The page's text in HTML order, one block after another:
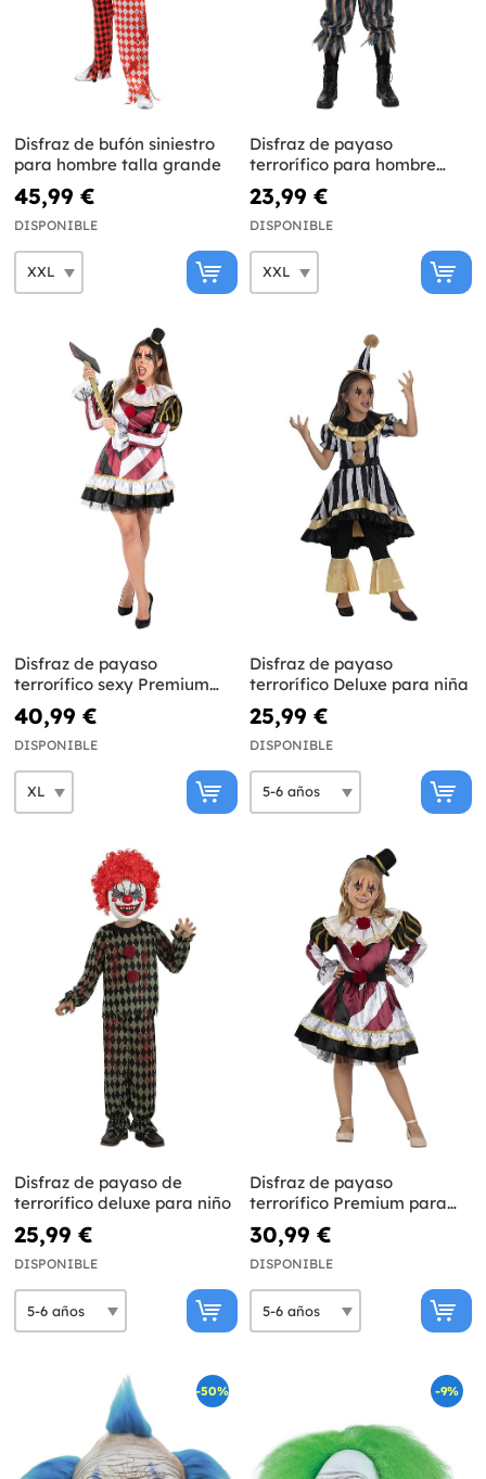
Disfraz de bufón siniestro
para hombre talla grande
45,99 €
DISPONIBLE
Disfraz de payaso
terrorífico para hombre
talla grande
23,99 €
DISPONIBLE
Disfraz de payaso
terrorífico sexy Premium
para mujer talla grande
40,99 €
DISPONIBLE
Disfraz de payaso
terrorífico Deluxe para niña
25,99 €
DISPONIBLE
Disfraz de payaso de
terrorífico deluxe para niño
25,99 €
DISPONIBLE
Disfraz de payaso
terrorífico Premium para
niña
30,99 €
DISPONIBLE
-50% -9%